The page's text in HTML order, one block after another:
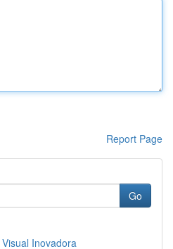
Report Page
Go
Inovadora